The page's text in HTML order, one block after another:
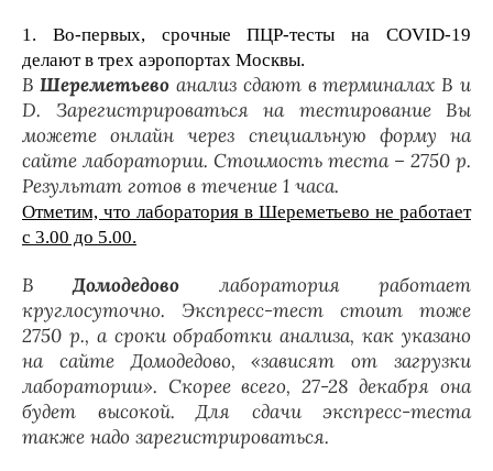
1. Во-первых, срочные ПЦР-тесты на COVID-19
делают в трех аэропортах Москвы.
В Шереметьево анализ сдают в терминалах B и
D. Зарегистрироваться на тестирование Вы
можете онлайн через специальную форму на
сайте лаборатории. Стоимость теста – 2750 р.
Результат готов в течение 1 часа.
Отметим, что лаборатория в Шереметьево не работает
с 3.00 до 5.00.
ВДомодедово лаборатория работает
круглосуточно. Экспресс-тест стоит тоже
2750 р., а сроки обработки анализа, как указано
на сайте Домодедово, «зависят от загрузки
лаборатории». Скорее всего, 27-28 декабря она
будет высокой. Для сдачи экспресс-теста
также надо зарегистрироваться.